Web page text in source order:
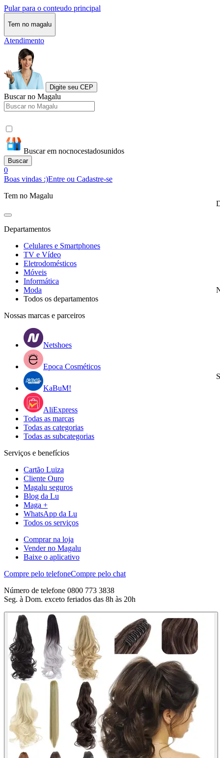
Pular para o conteudo principal
Tem no magalu
Atendimento
Digite seu CEP
Buscar no Magalu
Buscar em nocnocestadosunidos
Buscar
0
Boas vindas :)Entre ou Cadastre-se
Tem no Magalu
Departamentos
Celulares e Smartphones
TV e Vídeo
Eletrodomésticos
Móveis
Informática
Moda
Todos os departamentos
Nossas marcas e parceiros
Netshoes
Epoca Cosméticos
KaBuM!
AliExpress
Todas as marcas
Todas as categorias
Todas as subcategorias
Serviços e benefícios
Cartão Luiza
Cliente Ouro
Magalu seguros
Blog da Lu
Maga +
WhatsApp da Lu
Todos os serviços
Comprar na loja
Vender no Magalu
Baixe o aplicativo
Compre pelo telefoneCompre pelo chat
Número de telefone 0800 773 3838
Seg. à Dom. exceto feriados das 8h às 20h